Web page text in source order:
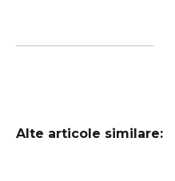
Alte articole similare: